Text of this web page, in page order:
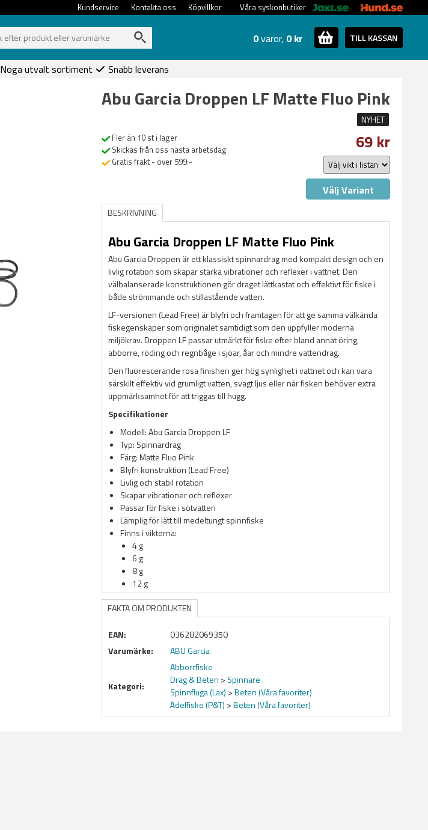
Våra syskonbutiker
Köpvillkor
Kontakta oss
Kundservice
0varor, 0 kr TILL KASSAN
Noga utvalt sortiment Snabb leverans
Abu Garcia Droppen LF Matte Fluo Pink
NYHET
Fler än 10 st i lager
Skickas från oss nästa arbetsdag
Gratis frakt - över 599:-
69 kr
Välj Variant
BESKRIVNING
Abu Garcia Droppen LF Matte Fluo Pink
Abu Garcia Droppen är ett klassiskt spinnardrag med kompakt design och en
livlig rotation som skapar starka vibrationer och reflexer i vattnet. Den
välbalanserade konstruktionen gör draget lättkastat och effektivt för fiske i
både strömmande och stillastående vatten.
LF-versionen (Lead Free) är blyfri och framtagen för att ge samma välkända
fiskegenskaper som originalet samtidigt som den uppfyller moderna
miljökrav. Droppen LF passar utmärkt för fiske efter bland annat öring,
abborre, röding och regnbåge i sjöar, åar och mindre vattendrag.
Den fluorescerande rosa finishen ger hög synlighet i vattnet och kan vara
särskilt effektiv vid grumligt vatten, svagt ljus eller när fisken behöver extra
uppmärksamhet för att triggas till hugg.
Specifikationer
Modell: Abu Garcia Droppen LF
Typ: Spinnardrag
Färg: Matte Fluo Pink
Blyfri konstruktion (Lead Free)
Livlig och stabil rotation
Skapar vibrationer och reflexer
Passar för fiske i sötvatten
Lämplig för lätt till medeltungt spinnfiske
Finns i vikterna:
4 g
6 g
8 g
12 g
FAKTA OM PRODUKTEN
EAN:
036282069350
Varumärke:
ABU Garcia
Kategori:
Abborrfiske
Drag & Beten > Spinnare
Spinnfluga (Lax) >Beten (Våra favoriter)
Ädelfiske (P&T) >Beten (Våra favoriter)